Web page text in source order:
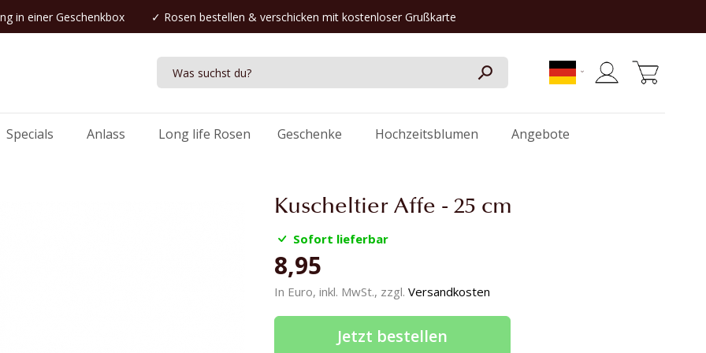
in einer Geschenkbox ✓ Rosen bestellen & verschicken mit kostenloser Grußkarte
Specials Anlass Long life Rosen Geschenke Hochzeitsblumen Angebote
Kuscheltier Affe - 25 cm
Sofort lieferbar
8,95
In Euro, inkl. MwSt., zzgl. Versandkosten
Jetzt bestellen